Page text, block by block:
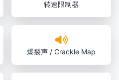
转速限制器
爆裂声 / Crackle Map